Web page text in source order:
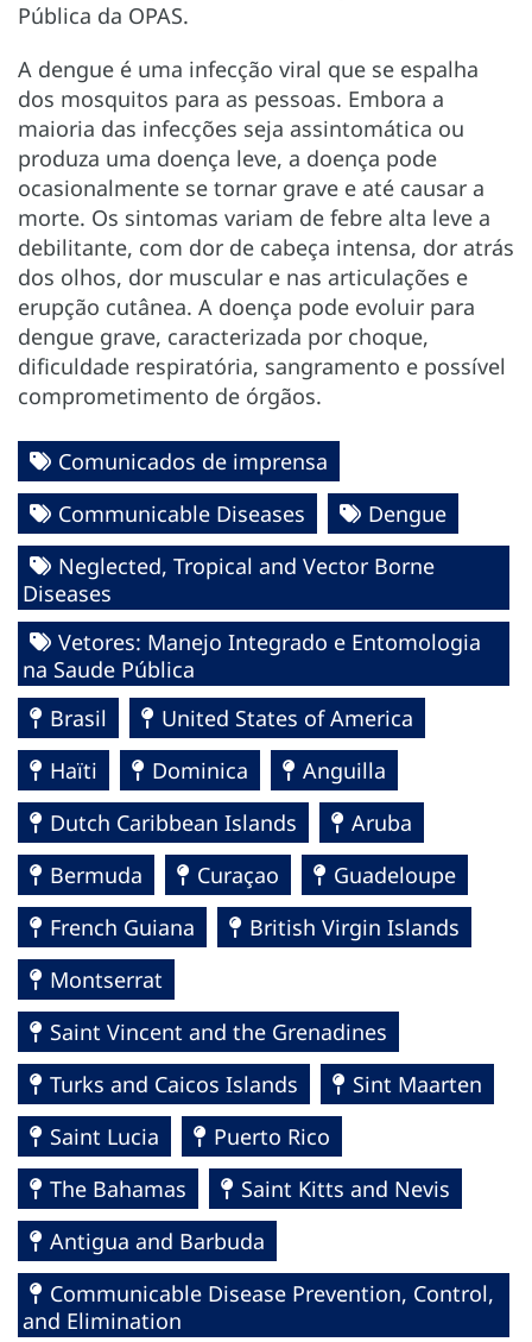
Pública da OPAS.
A dengue é uma infecção viral que se espalha
dos mosquitos para as pessoas. Embora a
maioria das infecções seja assintomática ou
produza uma doença leve, a doença pode
ocasionalmente se tornar grave e até causar a
morte. Os sintomas variam de febre alta leve a
debilitante, com dor de cabeça intensa, dor atrás
dos olhos, dor muscular e nas articulações e
erupção cutânea. A doença pode evoluir para
dengue grave, caracterizada por choque,
dificuldade respiratória, sangramento e possível
comprometimento de órgãos.
Comunicados de imprensa
Communicable Diseases
Dengue
Neglected, Tropical and Vector Borne
Diseases
Vetores: Manejo Integrado e Entomologia
na Saude Pública
Brasil
United States of America
Haïti
Dominica
Anguilla
Dutch Caribbean Islands
Aruba
Bermuda
Curaçao
Guadeloupe
French Guiana
British Virgin Islands
Montserrat
Saint Vincent and the Grenadines
Turks and Caicos Islands
Sint Maarten
Saint Lucia
Puerto Rico
The Bahamas
Saint Kitts and Nevis
Antigua and Barbuda
Communicable Disease Prevention, Control,
and Elimination